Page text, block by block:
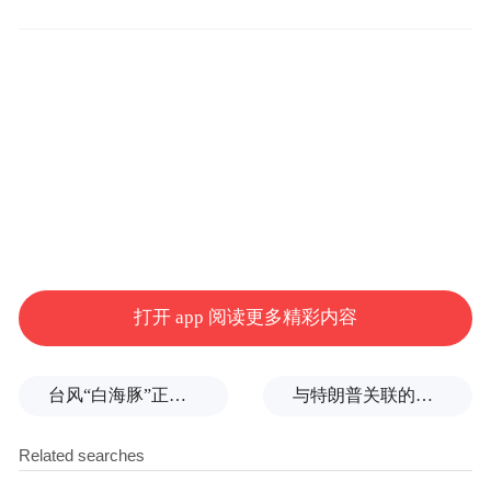
打开 app 阅读更多精彩内容
台风“白海豚”正式登陆 与特朗普关联的美石油公司拟在格陵兰岛钻探，岛政府强烈警告